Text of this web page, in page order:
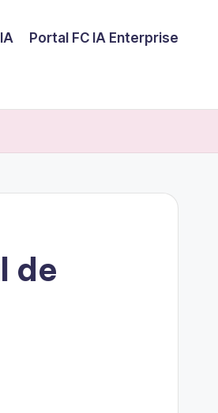
Portal FC IA Enterprise
de